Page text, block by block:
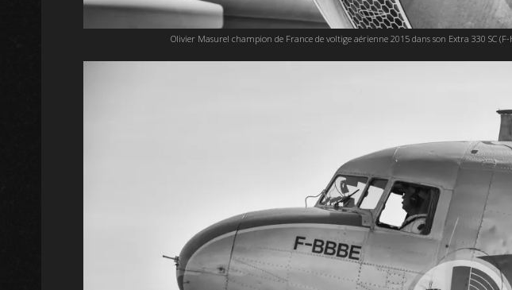
Olivier Masurel champion de France de voltige aérienne 2015 dans son Extra 330 SC